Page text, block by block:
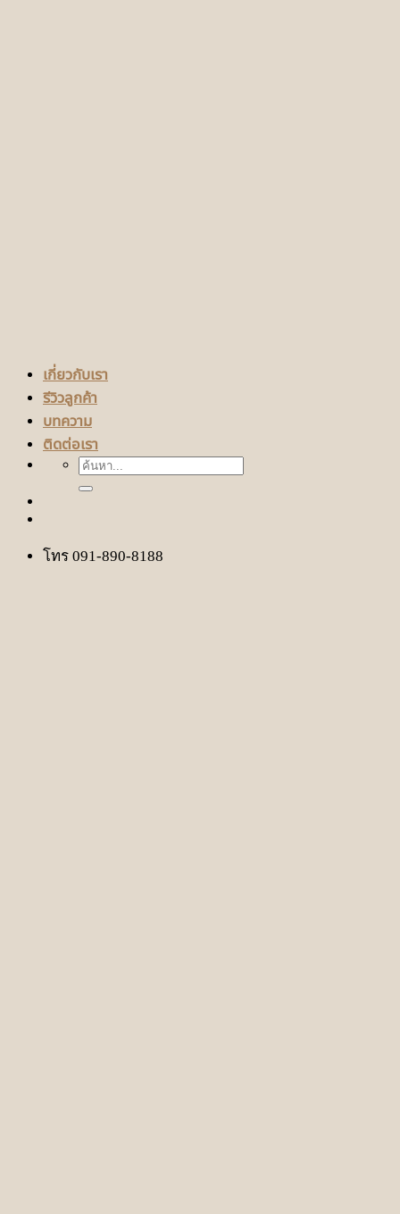
เกี่ยวกับเรา
รีวิวลูกค้า
บทความ
ติดต่อเรา
ค้นหา:
โทร 091-890-8188